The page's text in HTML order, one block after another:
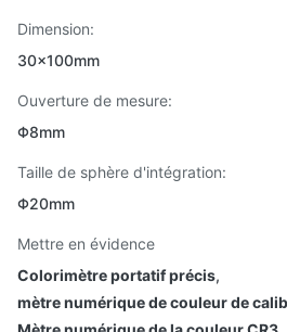
Dimension:
30x100mm
Ouverture de mesure:
Φ8mm
Taille de sphère d'intégration:
Φ20mm
Mettre en évidence
Colorimètre portatif précis,
mètre numérique de couleur de